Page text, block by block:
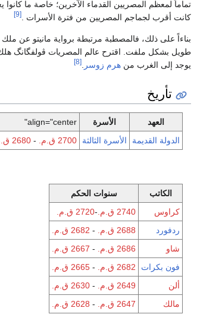
تماماً لمعظم المصريين القدماء الآخرين؛ خاصة ما
كانت أقرب لجماجم المصريين من فترة الأسرات .
[9]
بناءاً على ذلك، فالمصطبة مرتبطة برواية مانيتو عن ملك
طويل بشكل ملفت. اقترح عالم المصريات ڤولفگانگ
يوجد إلى الغرب من هرم زوسر [8]
تأريخ
العهد الأسرة align="center"
الدولة القديمة
الأسرة الثالثة 2700 ق.م. - 2680 ق.م.
الكاتب
سنوات الحكم
كراوس
2740 ق.م. -2720 ق.م.
ردفورد
2688 ق.م. - 2682 ق.م.
شاو
2686 ق.م. - 2667 ق.م.
فون بكرات
2682 ق.م. - 2665 ق.م.
ألن
2649 ق.م. - 2630 ق.م.
مالك
2647 ق.م. - 2628 ق.م.